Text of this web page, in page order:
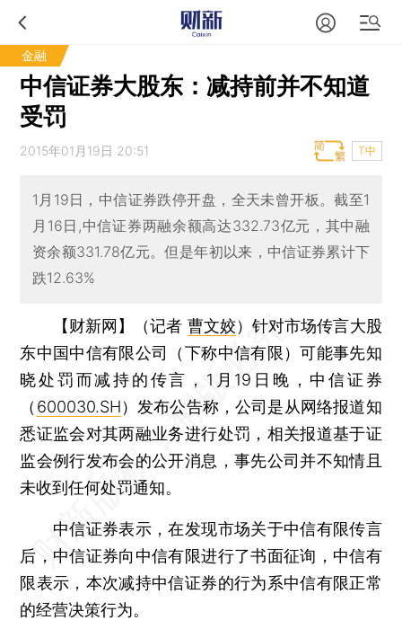
金融
中信证券大股东：减持前并不知道
受罚
2015年01月19日 20:51 T中
1月19日，中信证券跌停开盘，全天未曾开板。截至1
月16日,中信证券两融余额高达332.73亿元，其中融
资余额331.78亿元。但是年初以来，中信证券累计下
跌12.63%
【财新网】（记者 曹文姣） 针对市场传言大股
东中国中信有限公司（下称中信有限）可能事先知
晓处罚而减持的传言，1月19日晚，中信证券
（ 600030.SH）发布公告称，公司是从网络报道知
悉证监会对其两融业务进行处罚，相关报道基于证
监会例行发布会的公开消息，事先公司并不知情且
未收到任何处罚通知。
中信证券表示，在发现市场关于中信有限传言
后，中信证券向中信有限进行了书面征询，中信有
限表示，本次减持中信证券的行为系中信有限正常
的经营决策行为。